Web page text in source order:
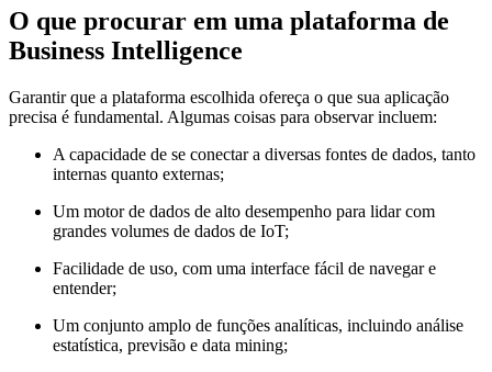
O que procurar em uma plataforma de
Business Intelligence
Garantir que a plataforma escolhida ofereça o que sua aplicação
precisa é fundamental. Algumas coisas para observar incluem:
A capacidade de se conectar a diversas fontes de dados, tanto
internas quanto externas;
Um motor de dados de alto desempenho para lidar com
grandes volumes de dados de IoT;
Facilidade de uso, com uma interface fácil de navegar e
entender;
Um conjunto amplo de funções analíticas, incluindo análise
estatística, previsão e data mining;